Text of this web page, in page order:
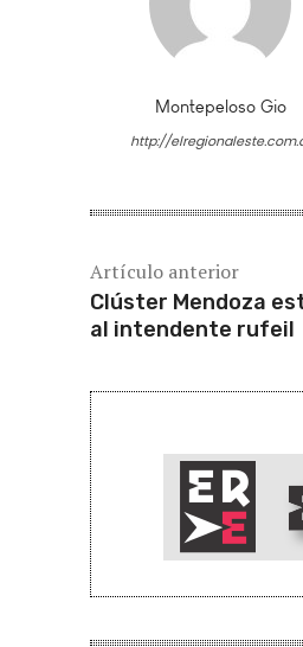
Montepeloso Gio
http://
Artículo anterior
Clúster Mendoza
al intendente rufeil